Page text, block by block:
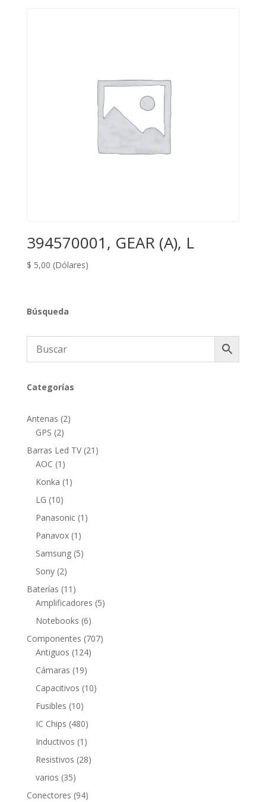
394570001, GEAR (A), L
$ 5,00 (Dólares)
Búsqueda
Categorías
Antenas 22
GPS 22
productos
Barras Led TV 21 21
AOC 1 1
producto
Konka 1 1
LG 1010
productos
Panasonic 1 1
Panavox 1 1
producto
Samsung 55
Sony 22
productos
Baterías 11 11
productos
Amplificadores 55
Notebooks 66
productos
Componentes 707707
Antiguos 124124
Cámaras 1919
productos
Capacitivos 1010
Fusibles 1010
productos
IC Chips 480480
productos
Inductivos 1 1
producto
Resistivos 2828
varios 3535
productos
Conectores 9494